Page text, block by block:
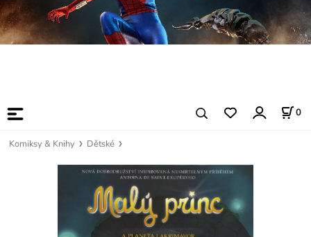
0
Komiksy & Knihy Dětské